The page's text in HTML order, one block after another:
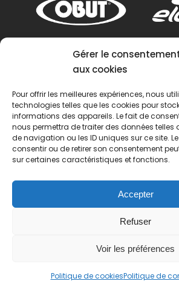
Gérer le
aux cookies
Pour offrir les meilleures expériences, nous
technologies telles que les cookies pour
informations des appareils. Le fait de
nous permettra de traiter des données telles
de navigation ou les ID uniques sur ce site.
consentir ou de retirer son consentement
sur certaines caractéristiques et fonctions.
Accepter
Refuser
Voir les préférences
Politique de cookiesPolitique de
réservés.